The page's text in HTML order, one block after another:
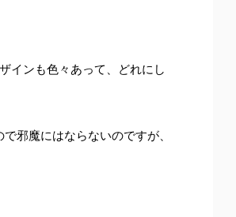
インも色々あって、どれにし
邪魔にはならないのですが、